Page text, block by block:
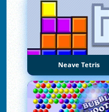
Neave Tetris